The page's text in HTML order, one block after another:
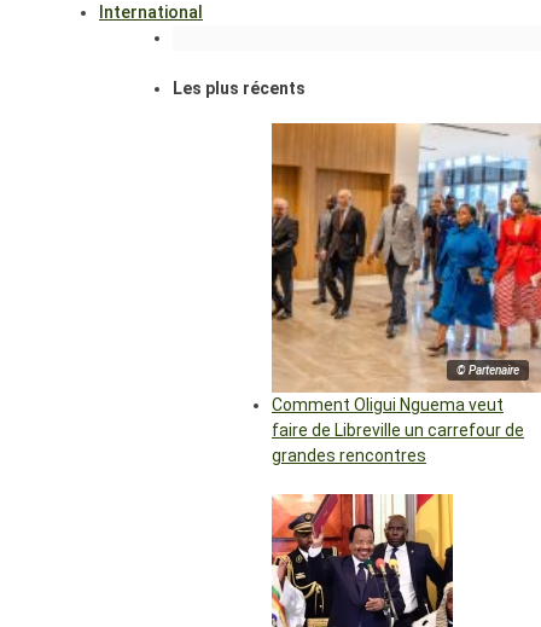
International
Les plus récents
© Partenaire
Comment Oligui Nguema veut
faire de Libreville un carrefour de
grandes rencontres